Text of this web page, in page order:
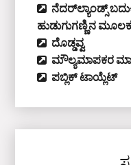
ನೆದರ್‌ಲ್ಯಾಂಡ್ಸ್‌
ಹುಡುಗುಗಣ್ಣಿನ ಮೂಲಕ
ದೊಡ್ಡವ್ವ
ಮೌಲ್ಯಮಾಪಕರ
ಪಬ್ಲಿಕ್‌ ಟಾಯ್ಲೆಟ್‌